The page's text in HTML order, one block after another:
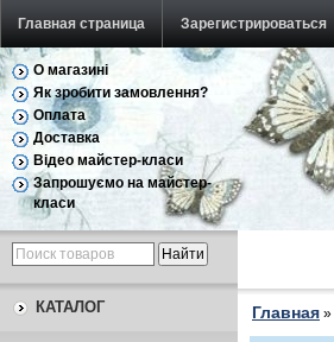
Главная страница Зарегистрироваться
О магазині
Як зробити замовлення?
Оплата
Доставка
Відео майстер-класи
Запрошуємо на майстер-
класи
КАТАЛОГ Главная »